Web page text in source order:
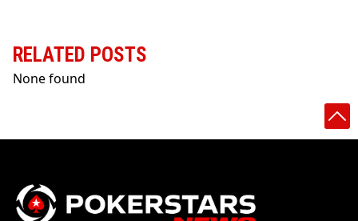
RELATED POSTS
None found